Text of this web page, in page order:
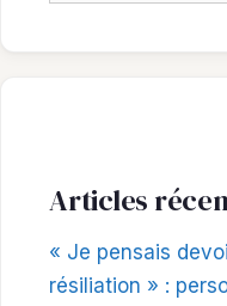
Articles
« Je pensais
résiliation » :